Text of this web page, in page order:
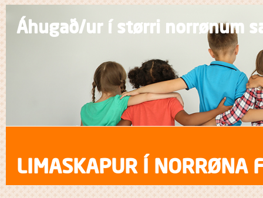
Áhugað/ur í størri norrønum
LIMASKAPUR Í NORRØNA